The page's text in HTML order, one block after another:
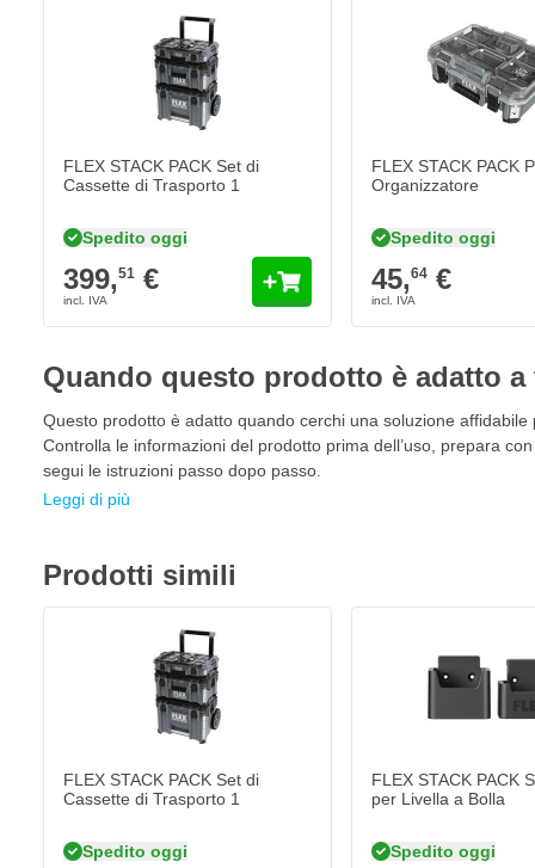
Riponi la borsa ordinatamente dopo l'uso per il
Caratteristiche della FLEX STACK PACK Piccola
Adatta al sistema FLEX STACK PACK
Supporta il lavoro flessibile e mobile
Protegge il contenuto durante il trasporto
Design durevole per l'uso professionale
Leggera e facile da trasportare
FLEX STACK PACK Set di
Cassette di Trasporto 1
Spedito oggi
399,51 €
FLEX STACK PACK
Organizzatore
Spedito oggi
45,64€
Quando questo prodotto è adatto a
Questo prodotto è adatto quando cerchi una soluzione affidabile
Controlla le informazioni del prodotto prima dell’uso, prepara
segui le istruzioni passo dopo passo.
Leggi di più
Prodotti simili
FLEX STACK PACK Set di
Cassette di Trasporto 1
Spedito oggi
FLEX STACK PACK
per Livella a Bolla
Spedito oggi